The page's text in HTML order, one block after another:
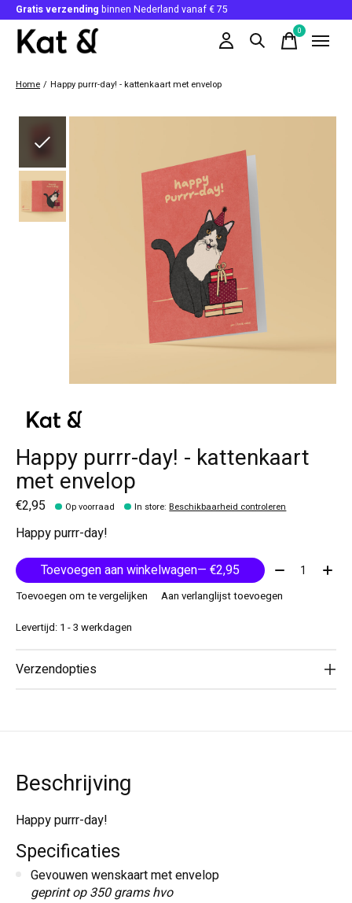
Gratis verzending binnen Nederland vanaf € 75
0items
Home / Happy purrr-day! - kattenkaart met envelop
Happy purrr-day! - kattenkaart
met envelop
€2,95 Op voorraad In store:Beschikbaarheid controleren
Happy purrr-day!
Toevoegen aan winkelwagen
— €2,95 Aantal:
Toevoegen om te vergelijken
Aan verlanglijst toevoegen
Levertijd: 1 - 3 werkdagen
Verzendopties
Beschrijving
Happy purrr-day!
Specificaties
Gevouwen wenskaart met envelop
geprint op 350 grams hvo